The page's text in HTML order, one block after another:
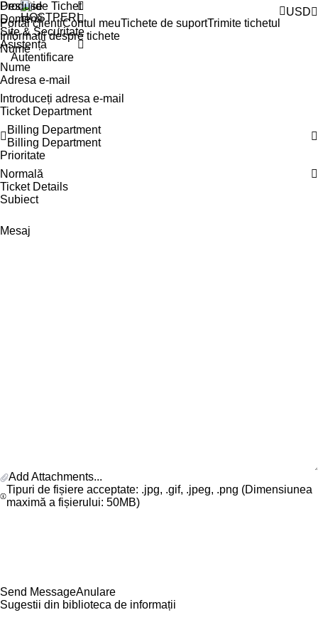
USD
Produse
Domenii
Site & Securitate
Asistență
Autentificare
Deschide Tichet
Portal cliențiContul meuTichete de suportTrimite tichetul
Sugestii din biblioteca de informații
Informații despre tichete
Nume
Adresa e-mail
Ticket Department
Billing Department
Billing Department
Prioritate
Normală
Ticket Details
Subiect
Mesaj
Add Attachments...
Tipuri de fișiere acceptate: .jpg, .gif, .jpeg, .png (Dimensiunea
maximă a fișierului: 50MB)
Anulare